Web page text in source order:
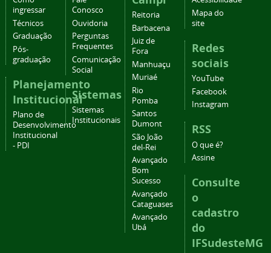
ingressar
Técnicos
Graduação
Pós-
graduação
Planejamento
Institucional
Plano de
Desenvolvimento
Institucional
- PDI
Conosco
Ouvidoria
Perguntas
Frequentes
Comunicação
Social
Sistemas
Sistemas
Institucionais
Reitoria
Barbacena
Juiz de
Fora
Manhuaçu
Muriaé
Rio
Pomba
Santos
Dumont
São João
del-Rei
Avançado
Bom
Sucesso
Avançado
Cataguases
Avançado
Ubá
Mapa do
site
Redes
sociais
YouTube
Facebook
Instagram
RSS
O que é?
Assine
Consulte
o
cadastro
do
IFSudesteMG